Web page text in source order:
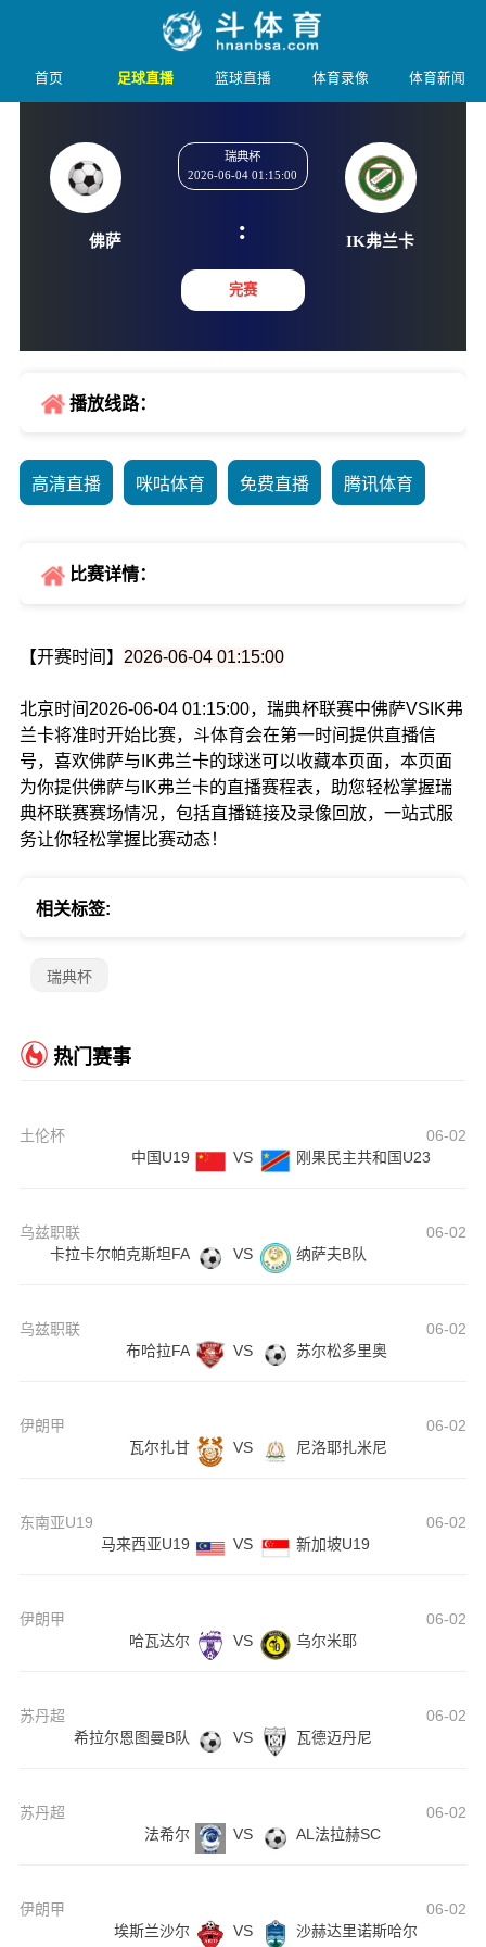
首页 足球直播 篮球直播 体育录像 体育新闻
瑞典杯
2026-06-04 01:15:00
:
完赛
播放线路：
高清直播 咪咕体育 免费直播 腾讯体育
比赛详情：
【开赛时间】 2026-06-04 01:15:00
北京时间2026-06-04 01:15:00，瑞典杯联赛中佛萨VSIK弗
兰卡将准时开始比赛，斗体育会在第一时间提供直播信
号，喜欢佛萨与IK弗兰卡的球迷可以收藏本页面，本页面
为你提供佛萨与IK弗兰卡的直播赛程表，助您轻松掌握瑞
典杯联赛赛场情况，包括直播链接及录像回放，一站式服
务让你轻松掌握比赛动态！
相关标签:
瑞典杯
热门赛事
土伦杯
06-02
中国U19
VS 刚果民主共和国U23
乌兹职联
06-02
卡拉卡尔帕克斯坦FA
VS 纳萨夫B队
乌兹职联
06-02
布哈拉FA
VS 苏尔松多里奥
伊朗甲
06-02
瓦尔扎甘
VS 尼洛耶扎米尼
东南亚U19
06-02
马来西亚U19
VS 新加坡U19
伊朗甲
06-02
哈瓦达尔
VS 乌尔米耶
苏丹超
06-02
希拉尔恩图曼B队
VS 瓦德迈丹尼
苏丹超
06-02
法希尔
VS AL法拉赫SC
伊朗甲
06-02
埃斯兰沙尔
VS 沙赫达里诺斯哈尔